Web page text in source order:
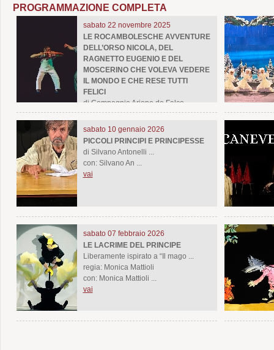
PROGRAMMAZIONE COMPLETA
sabato 22 novembre 2025
LE ROCAMBOLESCHE AVVENTURE
DELL’ORSO NICOLA, DEL
RAGNETTO EUGENIO E DEL
MOSCERINO CHE VOLEVA VEDERE
IL MONDO E CHE RESE TUTTI
FELICI
di Compagnia Arione de Falco ...
regia: Compagnia Arione de Falco
con: Compagnia ...
vai
sabato 10 gennaio 2026
PICCOLI PRINCIPI E PRINCIPESSE
di Silvano Antonelli ...
con: Silvano An ...
vai
sabato 07 febbraio 2026
LE LACRIME DEL PRINCIPE
Liberamente ispirato a “Il mago ...
regia: Monica Mattioli
con: Monica Mattioli ...
vai